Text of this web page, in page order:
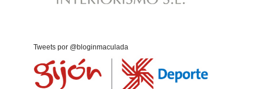
Tweets por @bloginmaculada